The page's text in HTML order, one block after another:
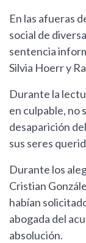
En las afueras
social de
sentencia
Silvia Hoerr y
Durante la
en culpable, no
desaparición
sus seres
Durante los
Cristian
habían
abogada del
absolución.